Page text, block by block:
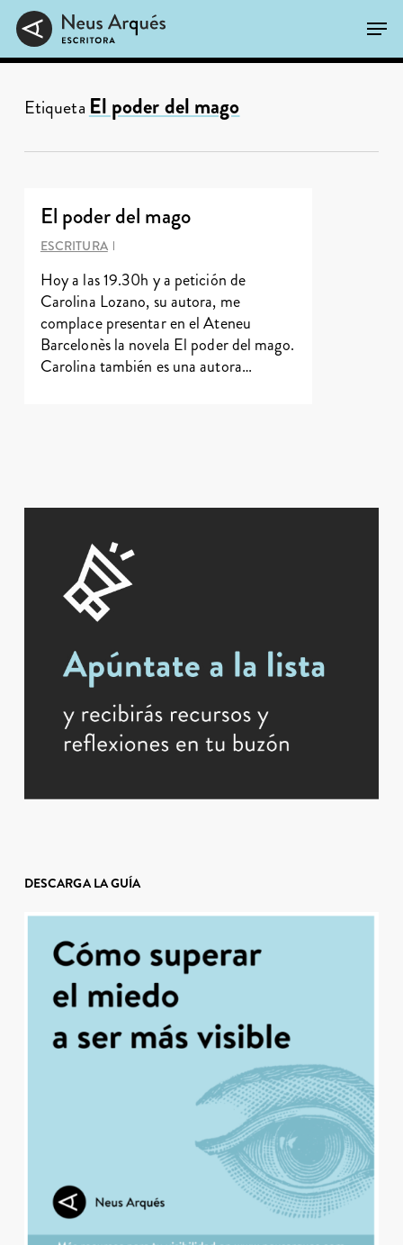
Skip
main
Etiqueta El poder del mago
El poder del mago
ESCRITURA
Hoy a las 19.30h y a petición de
Carolina Lozano, su autora, me
complace presentar en el Ateneu
Barcelonès la novela El poder del mago.
Carolina también es una autora…
DESCARGA LA GUÍA
Close